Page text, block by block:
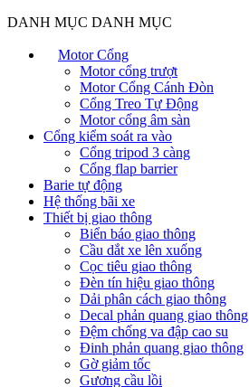
DANH MỤC DANH MỤC
Motor Cổng
Motor cổng trượt
Motor Cổng Cánh Đòn
Cổng Treo Tự Động
Motor cổng âm sàn
Cổng kiểm soát ra vào
Cổng tripod 3 càng
Cổng flap barrier
Barie tự động
Hệ thống bãi xe
Thiết bị giao thông
Biển báo giao thông
Cầu dắt xe lên xuống
Cọc tiêu giao thông
Đèn tín hiệu giao thông
Dải phân cách giao thông
Decal phản quang giao thông
Đệm chống va đập cao su
Đinh phản quang giao thông
Gờ giảm tốc
Gương cầu lồi